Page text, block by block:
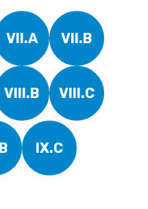
VII.A VII.B
VIII.B VIII.C
IX.C